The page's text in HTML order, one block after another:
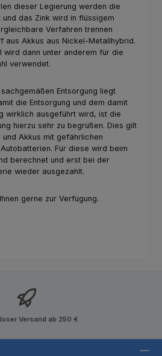
dieser Legierung werden die
das Zink wird in flüssigem
Verfahren trennen
aus Akkus aus Nickel-Metallhybrid.
wird dann unter anderem für die
verwendet.
Entsorgung liegt
die Entsorgung und dem damit
wirklich ausgeführt wird, ist die
hierzu sehr zu begrüßen. Dies gilt
Akkus mit gefährlichen
Für diese wird beim
berechnet und erst bei der
wieder ausgezahlt.
gerne zur Verfügung.
Versand ab 250 €